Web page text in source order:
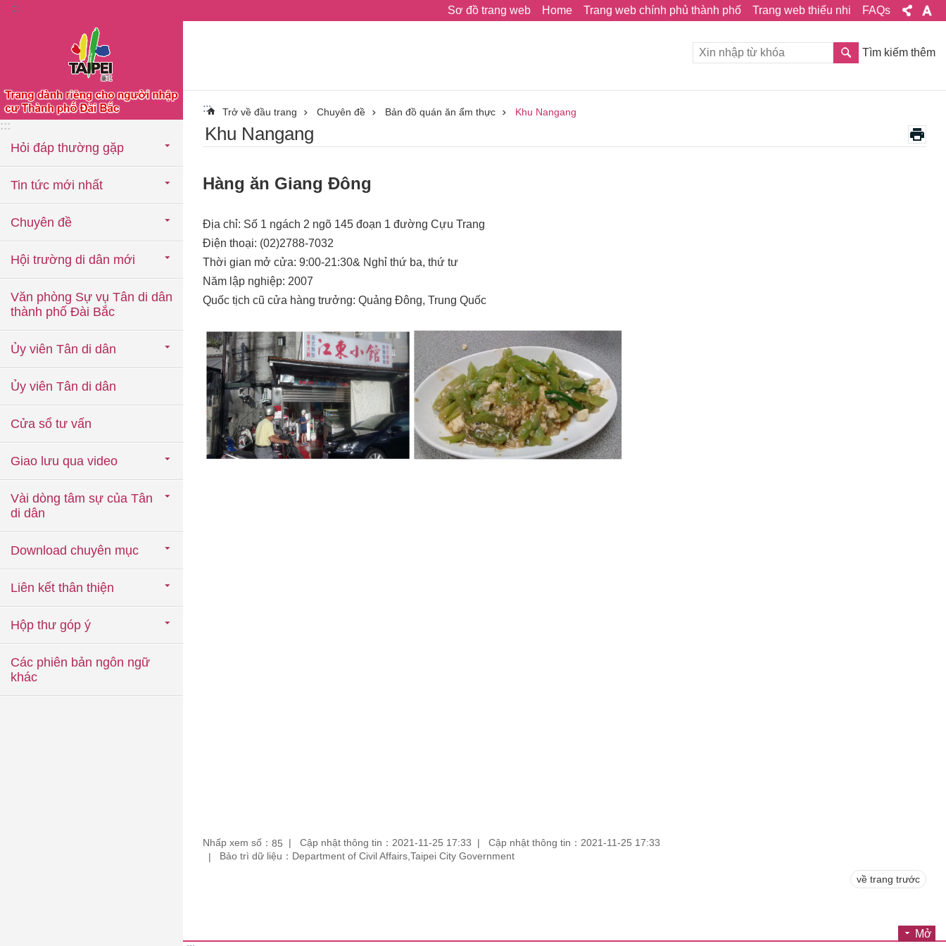
Chuyển đến khối nội dung chính
::: Sơ đồ trang web Home Trang web chính phủ thành phố Trang web thiếu nhi FAQs
:::
Hỏi đáp thường gặp
Tin tức mới nhất
Chuyên đề
Hội trường di dân mới
Văn phòng Sự vụ Tân di dân
thành phố Đài Bắc
Ủy viên Tân di dân
Ủy viên Tân di dân
Cửa sổ tư vấn
Giao lưu qua video
Vài dòng tâm sự của Tân
di dân
Download chuyên mục
Liên kết thân thiện
Hộp thư góp ý
Các phiên bản ngôn ngữ
khác
Tìm kiếm thêm
::: Trở về đầu trang Chuyên đề Bản đồ quán ăn ẩm thực Khu Nangang
Khu Nangang
Hàng ăn Giang Đông
Địa chỉ: Số 1 ngách 2 ngõ 145 đoạn 1 đường Cựu Trang
Điện thoại: (02)2788-7032
Thời gian mở cửa: 9:00-21:30& Nghỉ thứ ba, thứ tư
Năm lập nghiệp: 2007
Quốc tịch cũ cửa hàng trưởng: Quảng Đông, Trung Quốc
Nhấp xem số： 85 Cập nhật thông tin：2021-11-25 17:33
Cập nhật thông tin：2021-11-25 17:33
Bảo trì dữ liệu：Department of Civil Affairs,Taipei City Government
về trang trước
Mở